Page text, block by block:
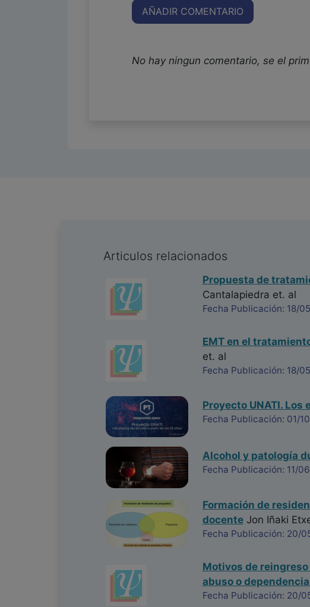
AÑADIR COMENTARIO
No hay ningun comentario, se el
Articulos relacionados
Propuesta de
Cantalapiedra et. al
Fecha Publicación: 18/
EMT en el
et. al
Fecha Publicación: 18/
Proyecto UNATI.
Fecha Publicación: 01/
Alcohol y patología
Fecha Publicación: 11/
Formación de
docenteJon Iñaki
Fecha Publicación: 20/
Motivos de
abuso o
Fecha Publicación: 20/